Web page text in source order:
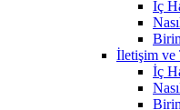
İç
İletişim ve
İç